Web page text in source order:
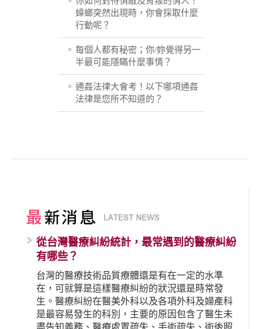
蟑螂突然出現時，你會採取什麼
行動呢？
每個人都有秘密；你/妳覺得另一
半最可能隱瞞什麼事情？
通姦法律大會考！以下哪項通姦
法律是您所不知道的？
從台灣醫療糾紛統計，最常遇到的醫療糾紛
有哪些？
台灣的醫療技術品質療體還是有在一定的水準
在，可就算是這樣醫療糾紛的狀況還是時常發
生。醫療糾紛在醫美外科以及各項外科及婦產科
是最容易發生的科別，主要的原因包含了醫生未